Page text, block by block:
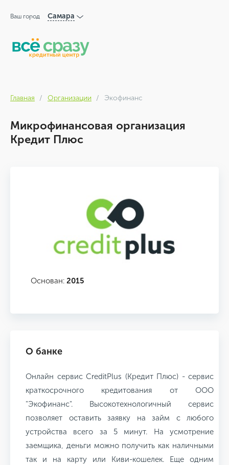
Ваш город Самара
Главная Организации Экофинанс
Микрофинансовая организация
Кредит Плюс
Основан: 2015
О банке
Онлайн сервис CreditPlus (Кредит Плюс) - сервис
краткосрочного кредитования от ООО
"Экофинанс". Высокотехнологичный сервис
позволяет оставить заявку на займ с любого
устройства всего за 5 минут. На усмотрение
заемщика, деньги можно получить как наличными
так и на карту или Киви-кошелек. Еще одним